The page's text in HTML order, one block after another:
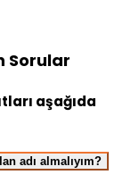
Sorular
aşağıda
adı almalıyım?